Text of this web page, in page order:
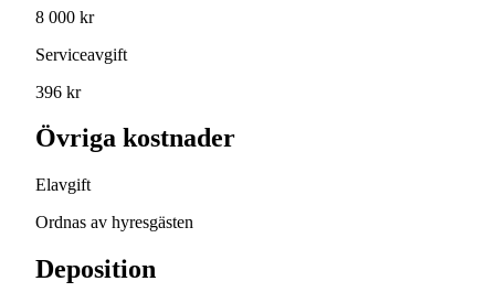
8 000 kr
Serviceavgift
396 kr
Övriga kostnader
Elavgift
Ordnas av hyresgästen
Deposition